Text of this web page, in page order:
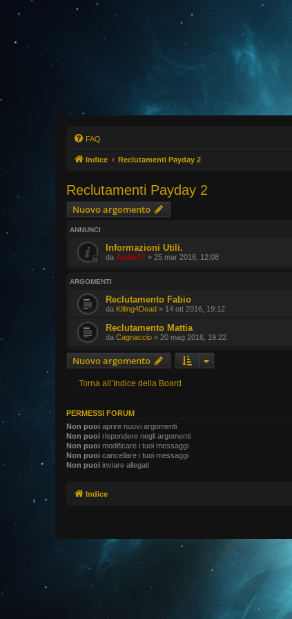
FAQ
Indice Reclutamenti Payday 2
Reclutamenti Payday 2
Nuovo argomento
ANNUNCI
Informazioni Utili.
da Asder17 » 25 mar 2016, 12:08
ARGOMENTI
Reclutamento Fabio
da Killing4Dead » 14 ott 2016, 19:12
Reclutamento Mattia
da Cagnaccio » 20 mag 2016, 19:22
Nuovo argomento
Torna all’Indice della Board
PERMESSI FORUM
Non puoi aprire nuovi argomenti
Non puoi rispondere negli argomenti
Non puoi modificare i tuoi messaggi
Non puoi cancellare i tuoi messaggi
Non puoi inviare allegati
Indice